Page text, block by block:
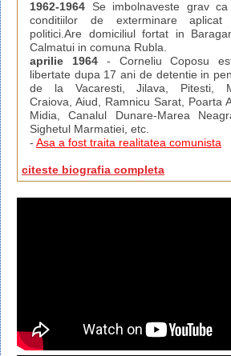
1962-1964 Se imbolnaveste grav
conditiilor de exterminare aplicat
politici.Are domiciliul fortat in
Calmatui in comuna Rubla.
aprilie 1964- Corneliu Coposu
libertate dupa 17 ani de detentie in
de la Vacaresti, Jilava, Pitesti,
Craiova, Aiud, Ramnicu Sarat, Poarta
Midia, Canalul Dunare-Marea
Sighetul Marmatiei, etc.
- Asa a fost traita realitatea comunista
citeste biografia completa